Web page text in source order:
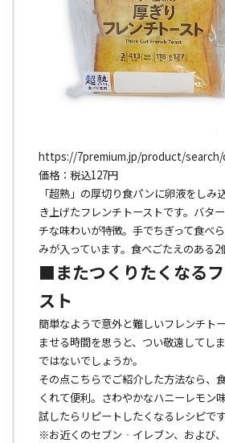
https://7premium.jp/product/search/
価格：税込127円
「超熟」の厚切り食パンに卵液をしみ
き上げたフレンチトーストです。バタ
チな味わいが特徴。手でちぎって食べ
みが入っています。食べごたえのある2
■またつくりたくなる
スト
簡単なようで意外と難しいフレンチト
ませる時間を思うと、つい敬遠してし
ではないでしょうか。
その点こちらでご紹介した方法なら、
くれて便利。さわやかなハニーレモン
試したらリピートしたくなるレシピです
※お近くのセブン‐イレブン、および、